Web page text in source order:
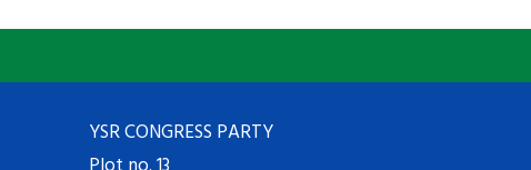
YSR CONGRESS PARTY